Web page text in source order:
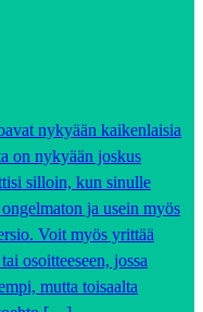
nykyään kaikenlaisia
on nykyään joskus
silloin, kun sinulle
ja usein myös
Voit myös yrittää
osoitteeseen, jossa
mutta toisaalta